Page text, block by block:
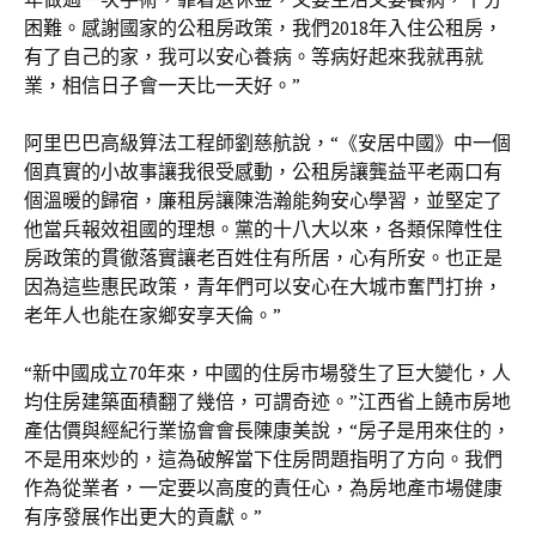
困難。感謝國家的公租房政策，我們2018年入住公租房，
有了自己的家，我可以安心養病。等病好起來我就再就
業，相信日子會一天比一天好。”
阿里巴巴高級算法工程師劉慈航說，“《安居中國》中一個
個真實的小故事讓我很受感動，公租房讓龔益平老兩口有
個溫暖的歸宿，廉租房讓陳浩瀚能夠安心學習，並堅定了
他當兵報效祖國的理想。黨的十八大以來，各類保障性住
房政策的貫徹落實讓老百姓住有所居，心有所安。也正是
因為這些惠民政策，青年們可以安心在大城市奮鬥打拚，
老年人也能在家鄉安享天倫。”
“新中國成立70年來，中國的住房市場發生了巨大變化，人
均住房建築面積翻了幾倍，可謂奇迹。”江西省上饒市房地
產估價與經紀行業協會會長陳康美說，“房子是用來住的，
不是用來炒的，這為破解當下住房問題指明了方向。我們
作為從業者，一定要以高度的責任心，為房地產市場健康
有序發展作出更大的貢獻。”